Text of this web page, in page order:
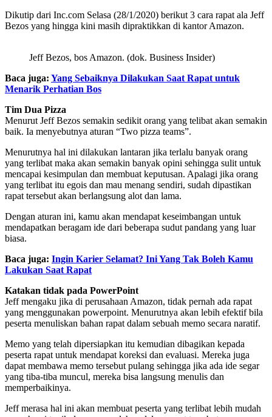
Dikutip dari Inc.com Selasa (28/1/2020) berikut 3 cara rapat ala Jeff
Bezos yang hingga kini masih dipraktikkan di kantor Amazon.
Jeff Bezos, bos Amazon. (dok. Business Insider)
Baca juga: Yang Sebaiknya Dilakukan Saat Rapat untuk
Menarik Perhatian Bos
Tim Dua Pizza
Menurut Jeff Bezos semakin sedikit orang yang telibat akan semakin
baik. Ia menyebutnya aturan “Two pizza teams”.
Menurutnya hal ini dilakukan lantaran jika terlalu banyak orang
yang terlibat maka akan semakin banyak opini sehingga sulit untuk
mencapai kesimpulan dan membuat keputusan. Apalagi jika orang
yang terlibat itu egois dan mau menang sendiri, sudah dipastikan
rapat tersebut akan berlangsung alot dan lama.
Dengan aturan ini, kamu akan mendapat keseimbangan untuk
mendapatkan beragam ide dari beberapa sudut pandang yang luar
biasa.
Baca juga: Ingin Karier Selamat? Ini Yang Tak Boleh Kamu
Lakukan Saat Rapat
Katakan tidak pada PowerPoint
Jeff mengaku jika di perusahaan Amazon, tidak pernah ada rapat
yang menggunakan powerpoint. Menurutnya akan lebih efektif bila
peserta menuliskan bahan rapat dalam sebuah memo secara naratif.
Memo yang telah dipersiapkan itu kemudian dibagikan kepada
peserta rapat untuk mendapat koreksi dan evaluasi. Mereka juga
dapat membawa memo tersebut pulang sehingga jika ada ide segar
yang tiba-tiba muncul, mereka bisa langsung menulis dan
memperbaikinya.
Jeff merasa hal ini akan membuat peserta yang terlibat lebih mudah